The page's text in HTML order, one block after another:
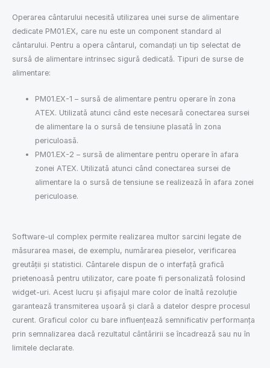
Operarea cântarului necesită utilizarea unei surse de alimentare
dedicate PM01.EX, care nu este un component standard al
cântarului. Pentru a opera cântarul, comandați un tip selectat de
sursă de alimentare intrinsec sigură dedicată. Tipuri de surse de
alimentare:
PM01.EX-1 – sursă de alimentare pentru operare în zona
ATEX. Utilizată atunci când este necesară conectarea sursei
de alimentare la o sursă de tensiune plasată în zona
periculoasă.
PM01.EX-2 – sursă de alimentare pentru operare în afara
zonei ATEX. Utilizată atunci când conectarea sursei de
alimentare la o sursă de tensiune se realizează în afara zonei
periculoase.
Software-ul complex permite realizarea multor sarcini legate de
măsurarea masei, de exemplu, numărarea pieselor, verificarea
greutății și statistici. Cântarele dispun de o interfață grafică
prietenoasă pentru utilizator, care poate fi personalizată folosind
widget-uri. Acest lucru și afișajul mare color de înaltă rezoluție
garantează transmiterea ușoară și clară a datelor despre procesul
curent. Graficul color cu bare influențează semnificativ performanța
prin semnalizarea dacă rezultatul cântăririi se încadrează sau nu în
limitele declarate.